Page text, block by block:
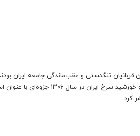
نخستین قربانیان تنگدستی و عقب‌ماندگی جامعه ایران
بیماری‌های ناشی از آب آلوده هر ساله به مرگ شمار زیادی از کودکان می‌انجامید. جمعیت شیر و خورشید سرخ
کرد.